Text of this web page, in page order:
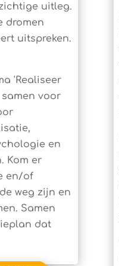
uitleg.
dromen
uitspreken.
'Realiseer
voor
en
Kom er
en/of
weg zijn en
Samen
dat